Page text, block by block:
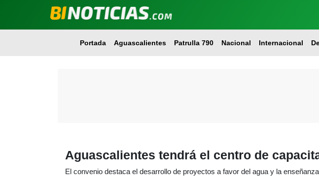
Portada Aguascalientes Patrulla 790 Nacional Internacional
Aguascalientes tendrá el centro de
El convenio destaca el desarrollo de proyectos a favor del agua y la